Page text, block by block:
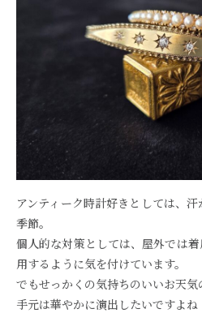
アンティーク時計好きとしては、
季節。
個人的な対策としては、屋外では
用するように気を付けています。
でもせっかくの気持ちのいいお天気
手元は華やかに演出したいですよね